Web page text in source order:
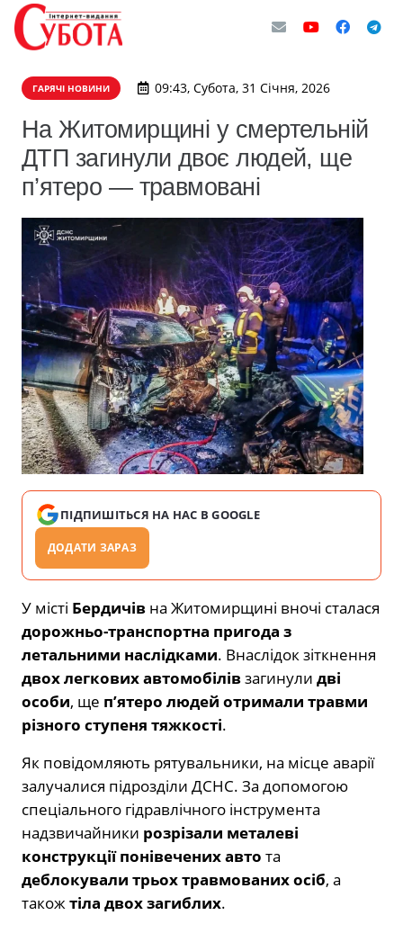
ГАРЯЧІ НОВИНИ 09:43, Субота, 31 Січня, 2026
На Житомирщині у смертельній
ДТП загинули двоє людей, ще
п’ятеро — травмовані
ПІДПИШІТЬСЯ НА НАС В GOOGLE
ДОДАТИ ЗАРАЗ
У місті Бердичів на Житомирщині вночі сталася
дорожньо-транспортна пригода з
летальними наслідками. Внаслідок зіткнення
двох легкових автомобілівзагинули дві
особи, ще п’ятеро людей отримали травми
різного ступеня тяжкості.
Як повідомляють рятувальники, на місце аварії
залучалися підрозділи ДСНС. За допомогою
спеціального гідравлічного інструмента
надзвичайники розрізали металеві
конструкції понівечених авто та
деблокували трьох травмованих осіб, а
також тіла двох загиблих.